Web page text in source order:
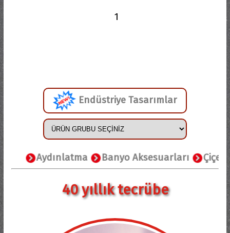
1
Endüstriye Tasarımlar
Aydınlatma Banyo Aksesuarları Çiçeklikler
40 yıllık tecrübe